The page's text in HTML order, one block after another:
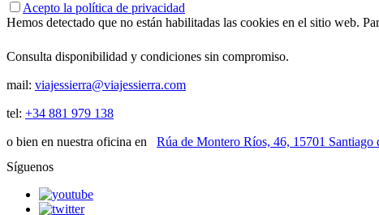
Acepto la política de privacidad
Hemos detectado que no están habilitadas las cookies en el sitio web.
Consulta disponibilidad y condiciones sin compromiso.
mail: viajessierra@viajessierra.com
tel: +34 881 979 138
o bien en nuestra oficina en Rúa de Montero Ríos, 46, 15701 Santiago
Síguenos